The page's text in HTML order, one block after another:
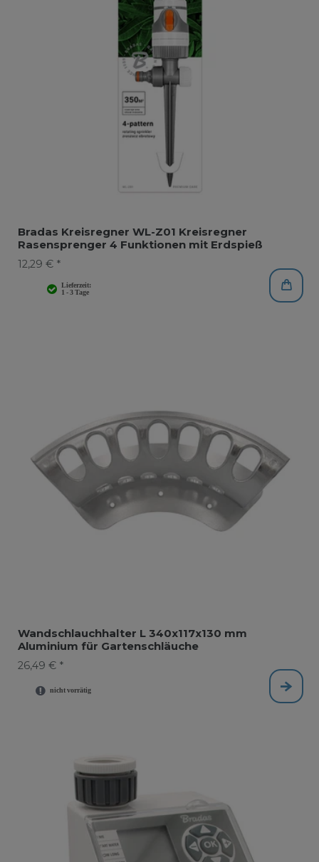
Bradas Kreisregner WL-Z01 Kreisregner
Rasensprenger 4 Funktionen mit Erdspieß
12,29 € *
Wandschlauchhalter L 340x117x130 mm
Aluminium für Gartenschläuche
26,49 € *